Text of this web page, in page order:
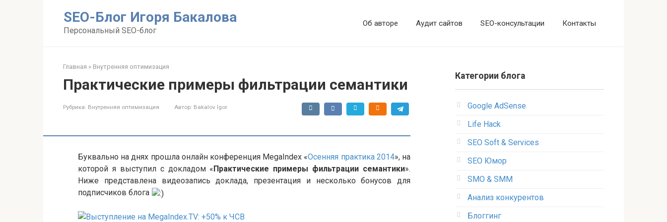
SEO-Блог Игоря Бакалова
Персональный SEO-блог
Об авторе Аудит сайтов SEO-консультации Контакты
Главная » Внутренняя оптимизация
Практические примеры фильтрации семантики
Рубрика: Внутренняя оптимизация Автор: Bakalov Igor
Буквально на днях прошла онлайн конференция MegaIndex «Осенняя практика 2014», на
которой я выступил с докладом «Практические примеры фильтрации семантики».
Ниже представлена видеозапись доклада, презентация и несколько бонусов для
подписчиков блога
Категории блога
Google AdSense
Life Hack
SEO Soft & Services
SEO Юмор
SMO & SMM
Анализ конкурентов
Блоггинг